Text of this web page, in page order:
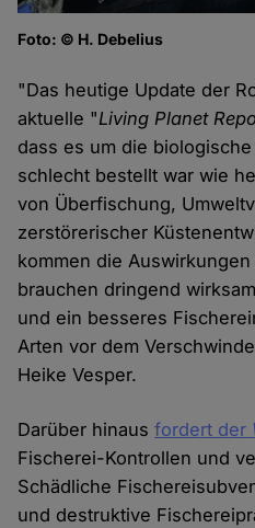
Foto: © H. Debelius
"Das heutige Update der
aktuelle "Living Planet
dass es um die
schlecht bestellt war wie
von Überfischung,
zerstörerischer
kommen die
brauchen dringend
und ein besseres
Arten vor dem
Heike Vesper.
Darüber hinausfordert der
Fischerei-Kontrollen und
Schädliche
und destruktive